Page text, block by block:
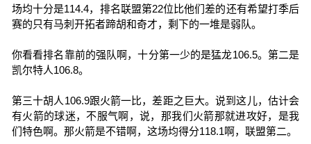
场均十分是114.4，排名联盟第22位比他们差的还有希望打季后
赛的只有马刺开拓者蹄胡和奇才，剩下的一堆是弱队。
你看看排名靠前的强队啊，十分第一少的是猛龙106.5。第二是
凯尔特人106.8。
第三十胡人106.9跟火箭一比，差距之巨大。说到这儿，估计会
有火箭的球迷，不服气啊，说，那我们火箭那就进攻好，是我
们特色啊。那火箭是不错啊，这场均得分118.1啊，联盟第二。